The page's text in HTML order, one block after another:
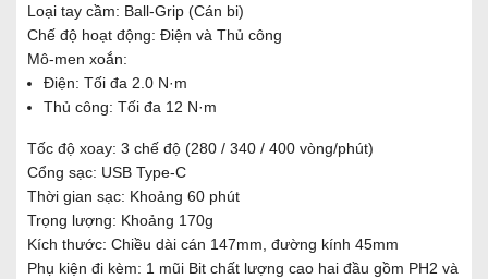
Loại tay cầm: Ball-Grip (Cán bi)
Chế độ hoạt động: Điện và Thủ công
Mô-men xoắn:
Điện: Tối đa 2.0 N·m
Thủ công: Tối đa 12 N·m
Tốc độ xoay: 3 chế độ (280 / 340 / 400 vòng/phút)
Cổng sạc: USB Type-C
Thời gian sạc: Khoảng 60 phút
Trọng lượng: Khoảng 170g
Kích thước: Chiều dài cán 147mm, đường kính 45mm
Phụ kiện đi kèm: 1 mũi Bit chất lượng cao hai đầu gồm PH2 và